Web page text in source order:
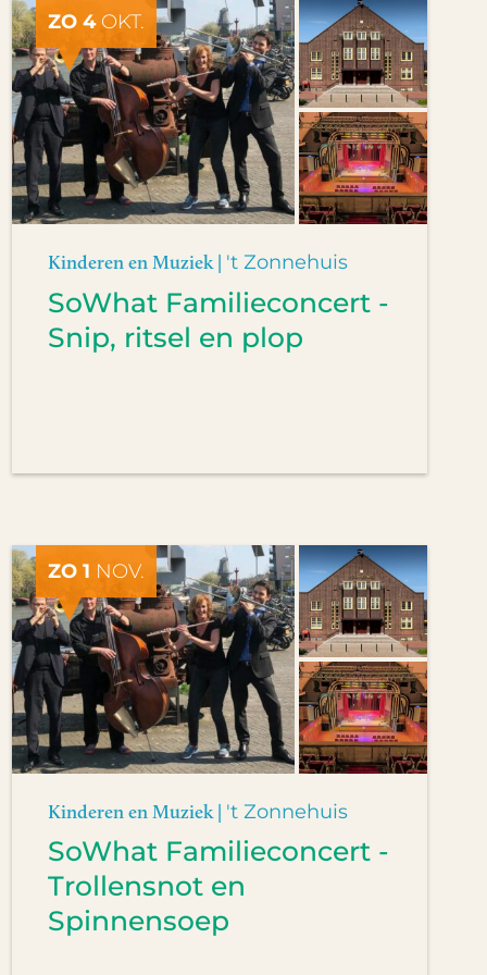
ZO 4OKT.
Kinderen en Muziek | 't Zonnehuis
SoWhat Familieconcert -
Snip, ritsel en plop
ZO 1 NOV.
Kinderen en Muziek | 't Zonnehuis
SoWhat Familieconcert -
Trollensnot en
Spinnensoep